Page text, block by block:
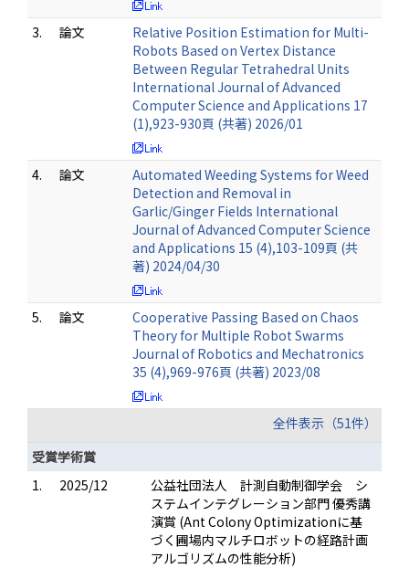
3. 論文
Relative Position Estimation for Multi-
Robots Based on Vertex Distance
Between Regular Tetrahedral Units
International Journal of Advanced
Computer Science and Applications 17
(1),923-930頁 (共著) 2026/01
4. 論文
Automated Weeding Systems for Weed
Detection and Removal in
Garlic/Ginger Fields International
Journal of Advanced Computer Science
and Applications 15 (4),103-109頁 (共
著) 2024/04/30
5. 論文
Cooperative Passing Based on Chaos
Theory for Multiple Robot Swarms
Journal of Robotics and Mechatronics
35 (4),969-976頁 (共著) 2023/08
全件表示（51件）
受賞学術賞
1.
2025/12
公益社団法人 計測自動制御学会 シ
ステムインテグレーション部門 優秀講
演賞 (Ant Colony Optimizationに基
づく圃場内マルチロボットの経路計画
アルゴリズムの性能分析)